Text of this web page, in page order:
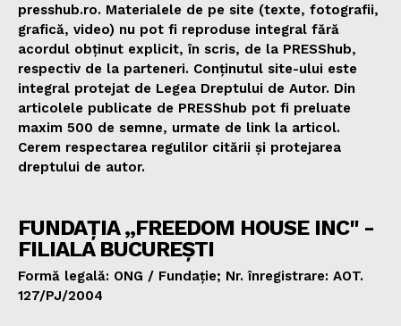
presshub.ro. Materialele de pe site (texte, fotografii,
grafică, video) nu pot fi reproduse integral fără
acordul obținut explicit, în scris, de la PRESShub,
respectiv de la parteneri. Conținutul site-ului este
integral protejat de Legea Dreptului de Autor. Din
articolele publicate de PRESShub pot fi preluate
maxim 500 de semne, urmate de link la articol.
Cerem respectarea regulilor citării și protejarea
dreptului de autor.
FUNDAȚIA „FREEDOM HOUSE INC" -
FILIALA BUCUREȘTI
Formă legală: ONG / Fundație; Nr. înregistrare: AOT.
127/PJ/2004